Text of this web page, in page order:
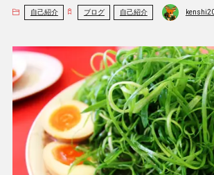
自己紹介 ブログ 自己紹介